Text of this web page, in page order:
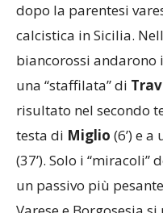
Varese nella casa dei
dopo la parentesi
calcistica in Sicilia.
biancorossi andarono
una “staffilata” di
risultato nel secondo
testa diMiglio(6’) e
(37’). Solo i